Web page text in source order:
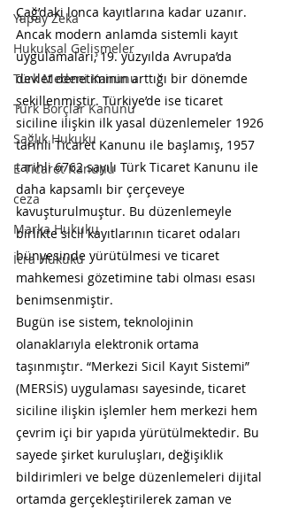
Yapay Zeka
Hukuksal Gelişmeler
Türk Medeni Kanunu
Türk Borçlar Kanunu
Sağlık Hukuku
E Ticaret Kanunu
ceza
Marka Hukuku
İcra Hukuku
Çağ’daki lonca kayıtlarına kadar uzanır.
Ancak modern anlamda sistemli kayıt
uygulamaları, 19. yüzyılda Avrupa’da
devlet denetiminin arttığı bir dönemde
şekillenmiştir. Türkiye’de ise ticaret
siciline ilişkin ilk yasal düzenlemeler 1926
tarihli Ticaret Kanunu ile başlamış, 1957
tarihli 6762 sayılı Türk Ticaret Kanunu ile
daha kapsamlı bir çerçeveye
kavuşturulmuştur. Bu düzenlemeyle
birlikte sicil kayıtlarının ticaret odaları
bünyesinde yürütülmesi ve ticaret
mahkemesi gözetimine tabi olması esası
benimsenmiştir.
Bugün ise sistem, teknolojinin
olanaklarıyla elektronik ortama
taşınmıştır. “Merkezi Sicil Kayıt Sistemi”
(MERSİS) uygulaması sayesinde, ticaret
siciline ilişkin işlemler hem merkezi hem
çevrim içi bir yapıda yürütülmektedir. Bu
sayede şirket kuruluşları, değişiklik
bildirimleri ve belge düzenlemeleri dijital
ortamda gerçekleştirilerek zaman ve